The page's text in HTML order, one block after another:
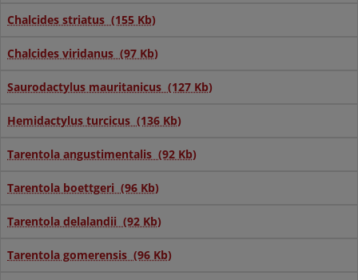
Chalcides striatus (155 Kb)
Chalcides viridanus (97 Kb)
Saurodactylus mauritanicus (127 Kb)
Hemidactylus turcicus (136 Kb)
Tarentola angustimentalis (92 Kb)
Tarentola boettgeri (96 Kb)
Tarentola delalandii (92 Kb)
Tarentola gomerensis (96 Kb)